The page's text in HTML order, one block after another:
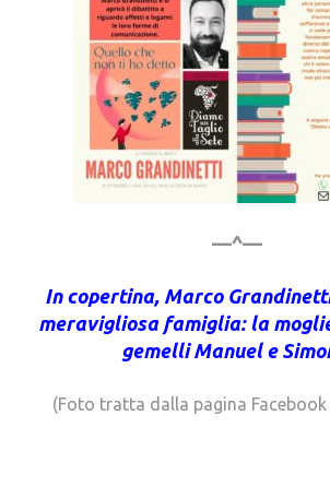
—^—
In copertina, Marco
meravigliosa famiglia: la
gemelli Manuel e
(Foto tratta dalla pagina Facebook